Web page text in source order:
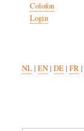
Colofon
Login
NL| EN| DE| FR|